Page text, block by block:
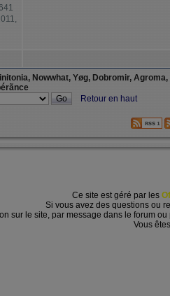
Nowwhat, Yøg, Dobromir, Agroma,
Retour en haut
Ce site est géré par les
Si vous avez des questions ou
sur le site, par message dans le forum
Vous